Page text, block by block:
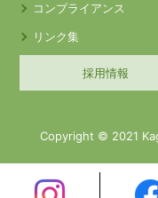
コンプライアンス
リンク集
採用情報
Copyright © 2021